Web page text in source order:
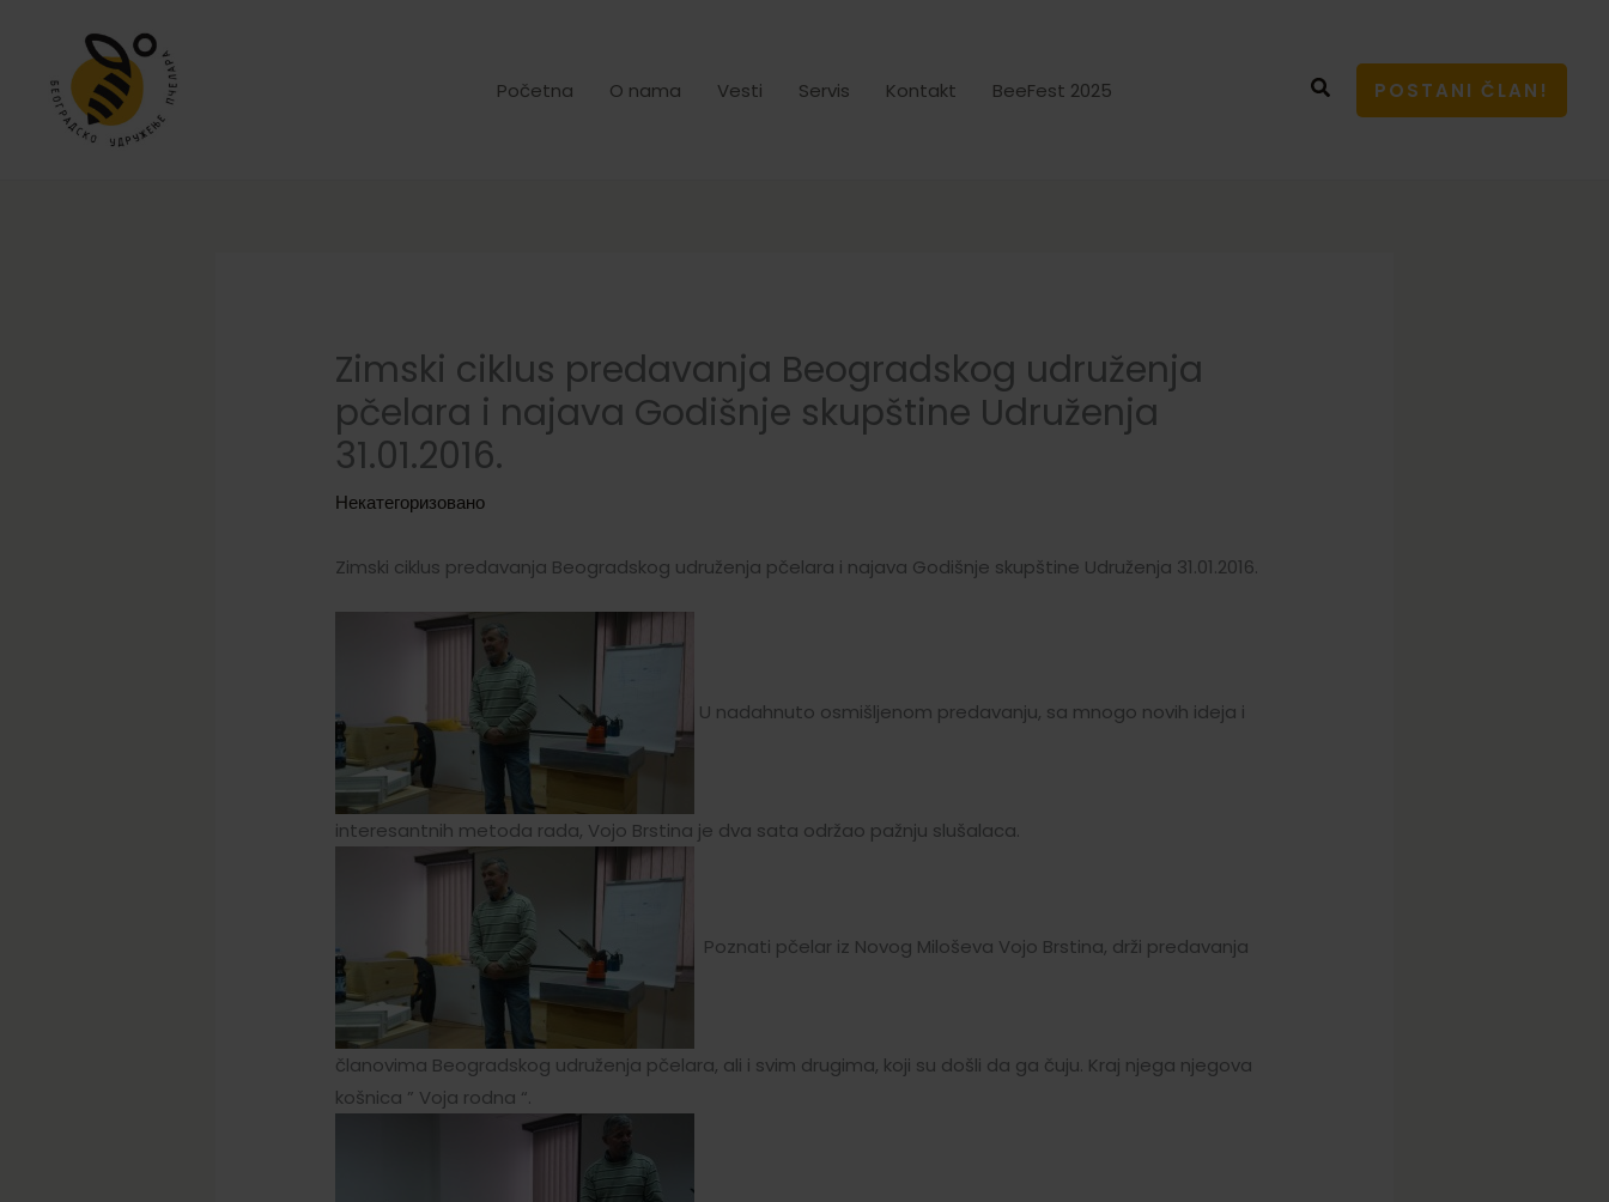
content
Početna O nama Vesti Servis Kontakt BeeFest 2025 SearchPOSTANI ČLAN!
Zimski ciklus predavanja Beogradskog udruženja
pčelara i najava Godišnje skupštine Udruženja
31.01.2016.
Некатегоризовано
Zimski ciklus predavanja Beogradskog udruženja pčelara i najava Godišnje skupštine Udruženja 31.01.2016.
U nadahnuto osmišljenom predavanju, sa mnogo novih ideja i
interesantnih metoda rada, Vojo Brstina je dva sata održao pažnju slušalaca.
Poznati pčelar iz Novog Miloševa Vojo Brstina, drži predavanja
članovima Beogradskog udruženja pčelara, ali i svim drugima, koji su došli da ga čuju. Kraj njega njegova
košnica ” Voja rodna “.